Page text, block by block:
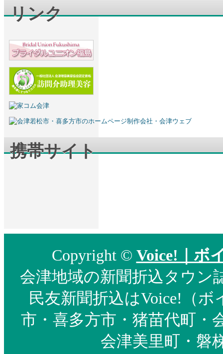
リンク
携帯サイト
Copyright © Voice!｜ボ
会津地域の新聞折込タウン
民友新聞折込はVoice!（
市・喜多方市・猪苗代町・
会津美里町・磐